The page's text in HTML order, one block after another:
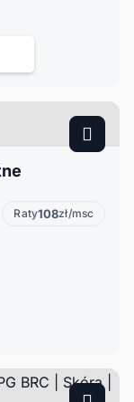
Raty108zł/msc